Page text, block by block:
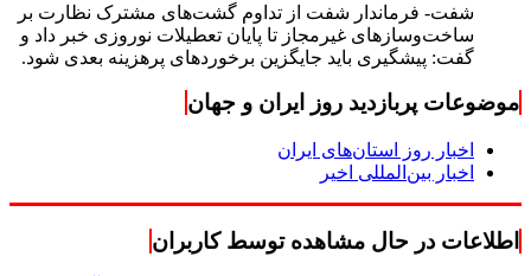
شفت- فرماندار شفت از تداوم گشت‌های مشترک نظارت بر
ساخت‌وسازهای غیرمجاز تا پایان تعطیلات نوروزی خبر داد و
گفت: پیشگیری باید جایگزین برخوردهای پرهزینه بعدی شود.
موضوعات پربازدید روز ایران و جهان
اخبار روز استان‌های ایران
اخبار بین‌المللی اخیر
اطلاعات در حال مشاهده توسط کاربران